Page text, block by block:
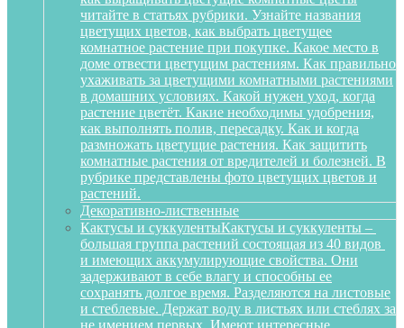
читайте в статьях рубрики. Узнайте названия
цветущих цветов, как выбрать цветущее
комнатное растение при покупке. Какое место в
доме отвести цветущим растениям. Как правильно
ухаживать за цветущими комнатными растениями
в домашних условиях. Какой нужен уход, когда
растение цветёт. Какие необходимы удобрения,
как выполнять полив, пересадку. Как и когда
размножать цветущие растения. Как защитить
комнатные растения от вредителей и болезней. В
рубрике представлены фото цветущих цветов и
растений.
Декоративно-лиственные
Кактусы и суккулентыКактусы и суккуленты –
большая группа растений состоящая из 40 видов
и имеющих аккумулирующие свойства. Они
задерживают в себе влагу и способны ее
сохранять долгое время. Разделяются на листовые
и стеблевые. Держат воду в листьях или стеблях за
не имением первых. Имеют интересные